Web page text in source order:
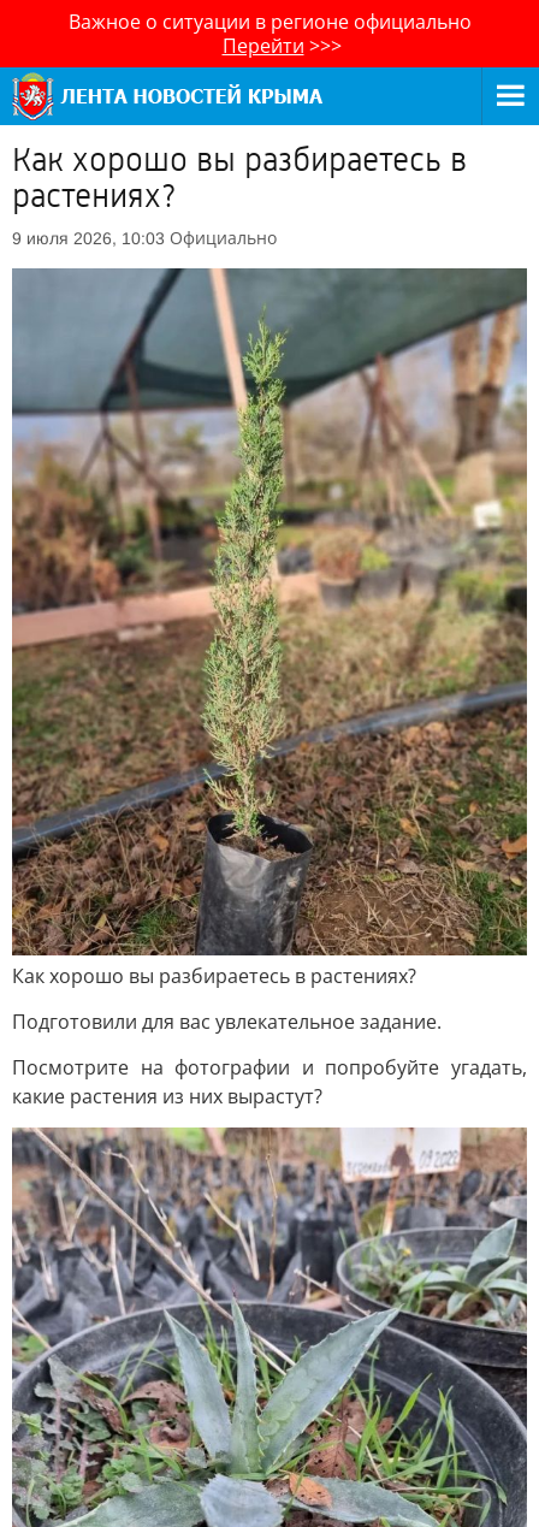
Важное о ситуации в регионе официально
Перейти >>>
Как хорошо вы разбираетесь в
растениях?
9 июля 2026, 10:03 Официально
Как хорошо вы разбираетесь в растениях?
Подготовили для вас увлекательное задание.
Посмотрите на фотографии и попробуйте угадать,
какие растения из них вырастут?